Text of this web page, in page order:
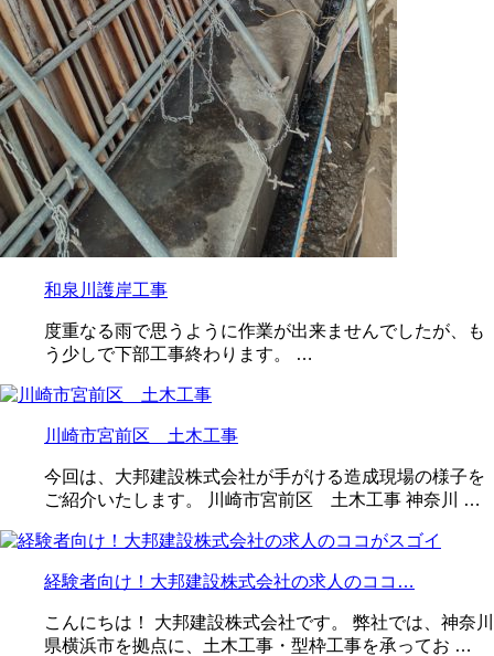
和泉川護岸工事
度重なる雨で思うように作業が出来ませんでしたが、も
う少しで下部工事終わります。 …
川崎市宮前区 土木工事
今回は、大邦建設株式会社が手がける造成現場の様子を
ご紹介いたします。 川崎市宮前区 土木工事 神奈川 …
経験者向け！大邦建設株式会社の求人のココ…
こんにちは！ 大邦建設株式会社です。 弊社では、神奈川
県横浜市を拠点に、土木工事・型枠工事を承ってお …